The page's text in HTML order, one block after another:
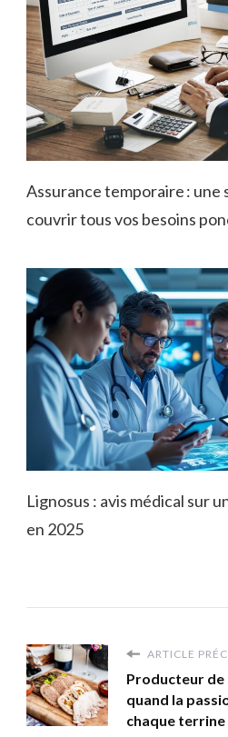
Assurance temporaire :
couvrir tous vos besoins
Lignosus : avis médical sur
en 2025
ARTICLE
Producteur de
quand la
chaque terrine